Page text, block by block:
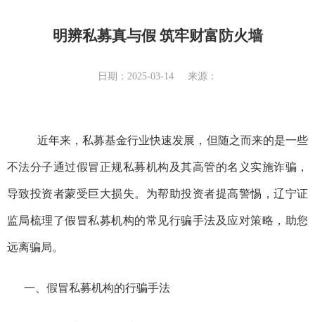
明辨私募真与假 筑牢财富防火墙
日期：2025-03-14 来源：
近年来，私募基金行业快速发展，但随之而来的是一些
不法分子通过假冒正规私募机构及其高管的名义实施诈骗，
导致投资者蒙受巨大损失。为帮助投资者提高警惕，辽宁证
监局梳理了假冒私募机构的常见行骗手法及应对策略，助您
远离骗局。
一、假冒私募机构的行骗手法